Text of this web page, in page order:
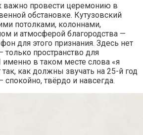
важно провести церемонию в
обстановке. Кутузовский
потолками, колоннами,
и атмосферой благородства —
для этого признания. Здесь нет
пространство для
именно в таком месте слова «я
как должны звучать на 25-й год
твёрдо и навсегда.